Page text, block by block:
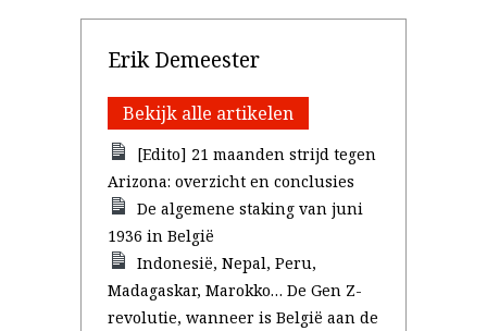
Erik Demeester
Bekijk alle artikelen
[Edito] 21 maanden strijd tegen
Arizona: overzicht en conclusies
De algemene staking van juni
1936 in België
Indonesië, Nepal, Peru,
Madagaskar, Marokko… De Gen Z-
revolutie, wanneer is België aan de